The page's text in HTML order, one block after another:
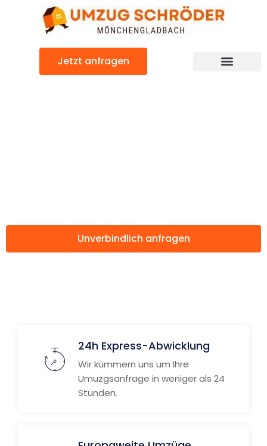
Jetzt anfragen
Unverbindlich anfragen
24h Express-Abwicklung
Wir kümmern uns um Ihre
Umuzgsanfrage in weniger als 24
Stunden.